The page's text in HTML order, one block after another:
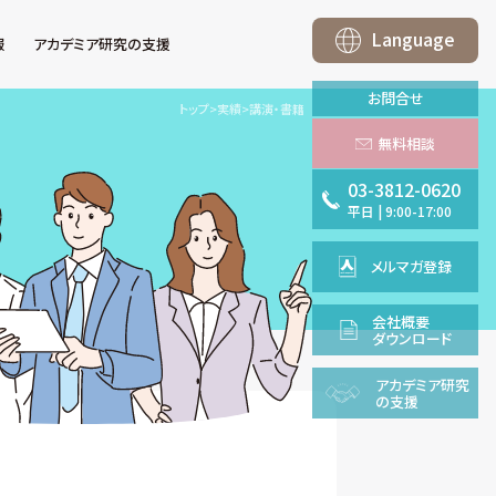
アカデミア研究の支援
トップ>実績>講演・書籍
Language
お問合せ
無料相談
03-3812-0620
平日 |9:00-17:00
メルマガ登録
会社概要
ダウンロード
アカデミア研究
の支援